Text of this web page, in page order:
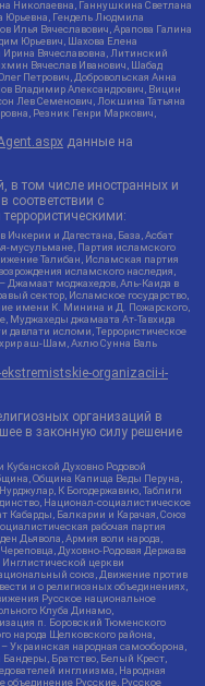
Николаевна, Ганнушкина Светлана
Юрьевна, Гендель Людмила
Илья Вячеславович, Арапова Галина
Юрьевич, Шахова Елена
Ирина Вячеславовна, Литинский
Вячеслав Иванович, Шабад
Петрович, Добровольская Анна
Владимир Александрович, Вицин
Лев Семенович, Локшина Татьяна
Резник Генри Маркович,
данные на
в том числе иностранных и
соответствии с
и Дагестана, База, Асбат
мусульмане, Партия исламского
Талибан, Исламская партия
исламского наследия,
моджахедов, Аль-Каида в
сектор, Исламское государство,
имени К. Минина и Д. Пожарского,
Муджахеды джамаата Ат-Тавхида
давлати исломи, Террористическое
аш-Шам, Ахлю Сунна Валь
organizacii-i-
организаций в
в законную силу решение
Духовно Родовой
Община Капища Веды Перуна,
К Богодержавию, Таблиги
Национал-социалистическое
Кабарды, Балкарии и Карачая, Союз
рабочая партия
Дьявола, Армия воли народа,
Духовно-Родовая Держава
Инглистической церкви
союз, Движение против
и о религиозных объединениях,
Русское национальное
Клуба Динамо,
п. Боровский Тюменского
народа Щелковского района,
Украинская народная самооборона,
Братство, Белый Крест,
инглиизма, Народная
объединение Русские, Русское